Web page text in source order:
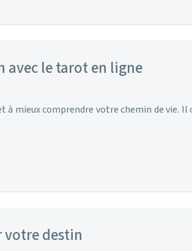
le tarot en ligne
comprendre votre chemin de vie. Il
votre destin